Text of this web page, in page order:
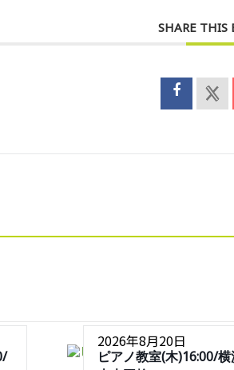
SHARE THIS
2026年8月20日
ピアノ教室(木)16:00/